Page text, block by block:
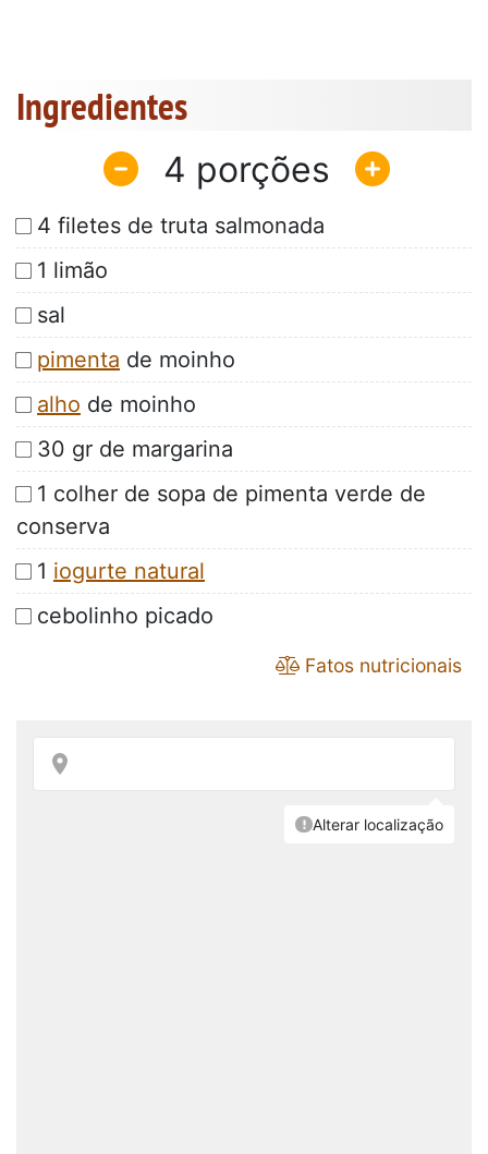
Ingredientes
4
4 filetes de truta salmonada
1 limão
sal
pimenta de moinho
alho de moinho
30 gr de margarina
1 colher de sopa de pimenta verde de
conserva
1 iogurte natural
cebolinho picado
Fatos nutricionais